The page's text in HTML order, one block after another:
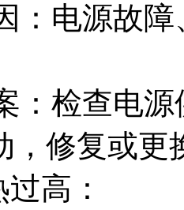
：电源故
：检查电
，修复或更
高：